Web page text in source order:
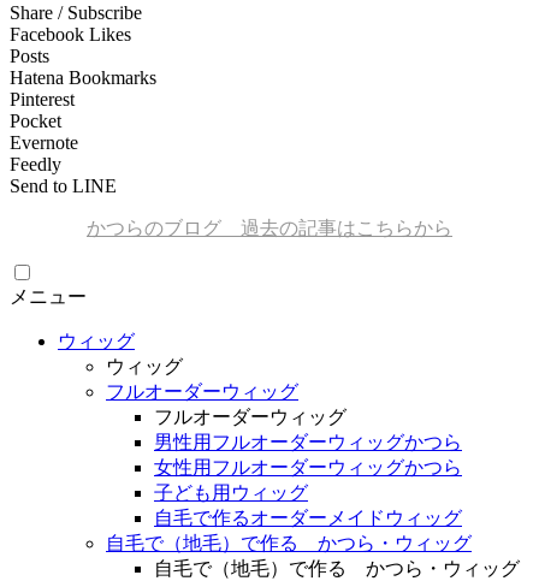
Share / Subscribe
Facebook Likes
Posts
Hatena Bookmarks
Pinterest
Pocket
Evernote
Feedly
Send to LINE
かつらのブログ 過去の記事はこちらから
メニュー
ウィッグ
ウィッグ
フルオーダーウィッグ
フルオーダーウィッグ
男性用フルオーダーウィッグかつら
女性用フルオーダーウィッグかつら
子ども用ウィッグ
自毛で作るオーダーメイドウィッグ
自毛で（地毛）で作る かつら・ウィッグ
自毛で（地毛）で作る かつら・ウィッグ